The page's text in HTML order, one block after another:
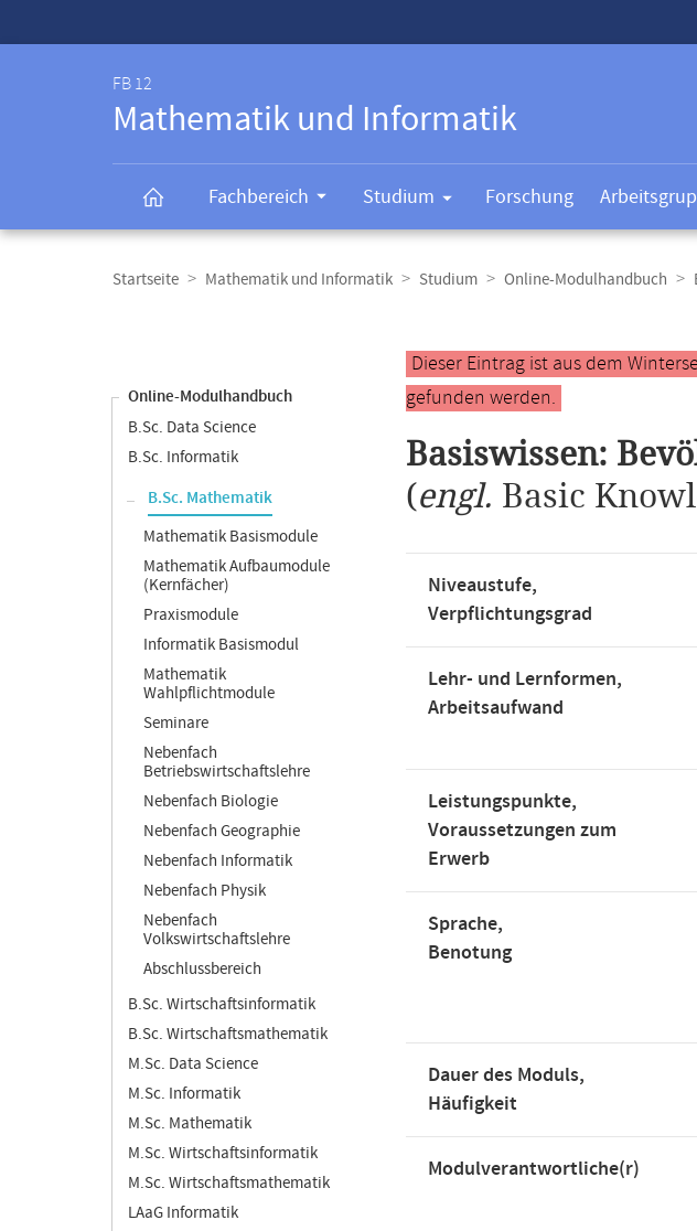
FB 12
Mathematik und Informatik
Fachbereich Studium Forschung
Navigation
Startseite Mathematik und Informatik Studium Online-Modulhandbuch
Online-Modulhandbuch
B.Sc. Data Science
B.Sc. Informatik
B.Sc. Mathematik
Mathematik Basismodule
Mathematik Aufbaumodule
(Kernfächer)
Praxismodule
Informatik Basismodul
Mathematik
Wahlpflichtmodule
Seminare
Nebenfach
Betriebswirtschaftslehre
Nebenfach Biologie
Nebenfach Geographie
Nebenfach Informatik
Nebenfach Physik
Nebenfach
Volkswirtschaftslehre
Abschlussbereich
B.Sc. Wirtschaftsinformatik
B.Sc. Wirtschaftsmathematik
M.Sc. Data Science
M.Sc. Informatik
M.Sc. Mathematik
M.Sc. Wirtschaftsinformatik
M.Sc. Wirtschaftsmathematik
LAaG Informatik
Hauptinhalt
Dieser Eintrag ist aus dem
gefunden werden.
Basiswissen:
(engl. Basic
Niveaustufe,
Verpflichtungsgrad
Lehr- und Lernformen,
Arbeitsaufwand
Leistungspunkte,
Voraussetzungen zum
Erwerb
Sprache,
Benotung
Dauer des Moduls,
Häufigkeit
Modulverantwortliche(r)